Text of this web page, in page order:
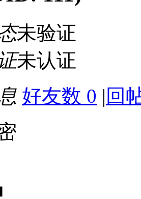
未验证
未认证
好友数 0 | 回